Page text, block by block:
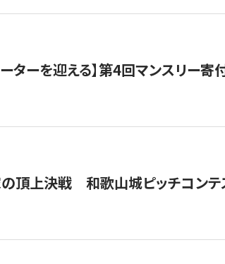
ターを迎える】​​第4回マンスリー
の頂上決戦 和歌山城ピッチコンテ